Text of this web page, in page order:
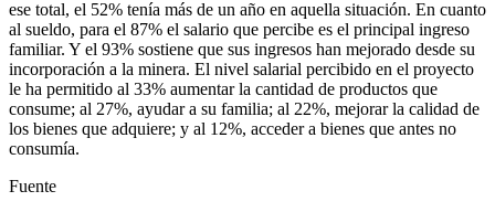
ese total, el 52% tenía más de un año en aquella situación. En cuanto
al sueldo, para el 87% el salario que percibe es el principal ingreso
familiar. Y el 93% sostiene que sus ingresos han mejorado desde su
incorporación a la minera. El nivel salarial percibido en el proyecto
le ha permitido al 33% aumentar la cantidad de productos que
consume; al 27%, ayudar a su familia; al 22%, mejorar la calidad de
los bienes que adquiere; y al 12%, acceder a bienes que antes no
consumía.
Fuente